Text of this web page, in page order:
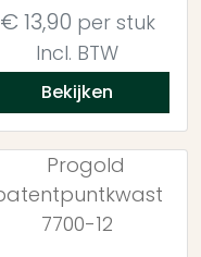
€ 13,90 per stuk
Incl. BTW
Bekijken